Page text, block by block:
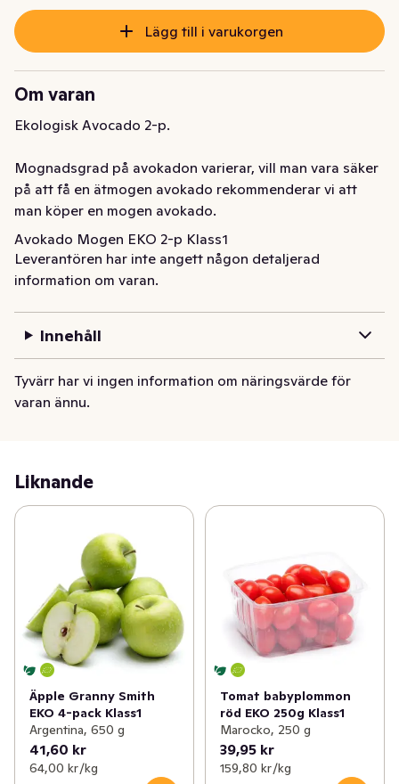
Lägg till i varukorgen
Om varan
Ekologisk Avocado 2-p.
Mognadsgrad på avokadon varierar, vill man vara säker
på att få en ätmogen avokado rekommenderar vi att
man köper en mogen avokado.
Avokado Mogen EKO 2-p Klass1
Leverantören har inte angett någon detaljerad
information om varan.
Innehåll
Tyvärr har vi ingen information om näringsvärde för
varan ännu.
Liknande
Äpple Granny Smith
EKO 4-pack Klass1
Argentina, 650 g
41,60 kr
64,00 kr /kg
Tomat babyplommon
röd EKO 250g Klass1
Marocko, 250 g
39,95 kr
159,80 kr /kg